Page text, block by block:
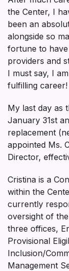
the Center, I
been an
alongside so
fortune to
providers and
I must say, I
fulfilling career!
My last day as
January 31st
replacement
appointed Ms.
Director,
Cristina is a
within the
currently
oversight of
three offices,
Provisional
Inclusion/
Management